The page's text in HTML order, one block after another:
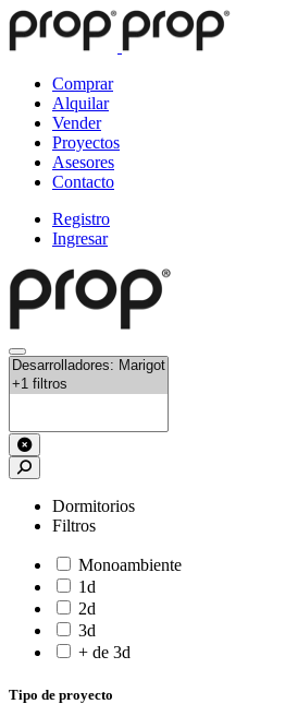
Comprar
Alquilar
Vender
Proyectos
Asesores
Contacto
Registro
Ingresar
Dormitorios
Filtros
Monoambiente
1d
2d
3d
+ de 3d
Tipo de proyecto